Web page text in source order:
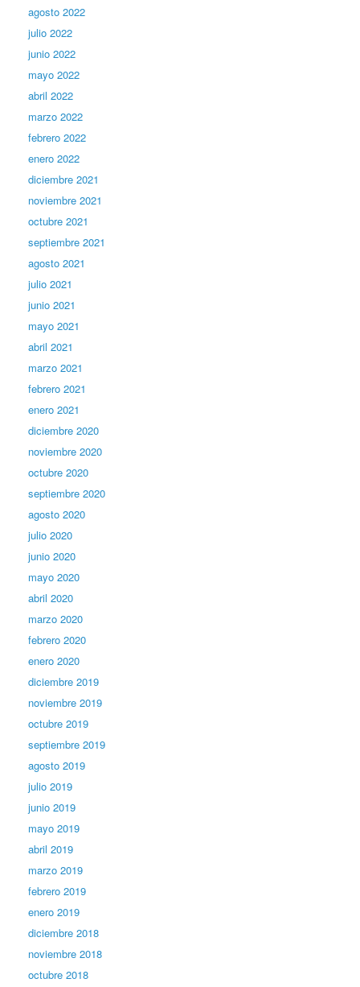
agosto 2022
julio 2022
junio 2022
mayo 2022
abril 2022
marzo 2022
febrero 2022
enero 2022
diciembre 2021
noviembre 2021
octubre 2021
septiembre 2021
agosto 2021
julio 2021
junio 2021
mayo 2021
abril 2021
marzo 2021
febrero 2021
enero 2021
diciembre 2020
noviembre 2020
octubre 2020
septiembre 2020
agosto 2020
julio 2020
junio 2020
mayo 2020
abril 2020
marzo 2020
febrero 2020
enero 2020
diciembre 2019
noviembre 2019
octubre 2019
septiembre 2019
agosto 2019
julio 2019
junio 2019
mayo 2019
abril 2019
marzo 2019
febrero 2019
enero 2019
diciembre 2018
noviembre 2018
octubre 2018